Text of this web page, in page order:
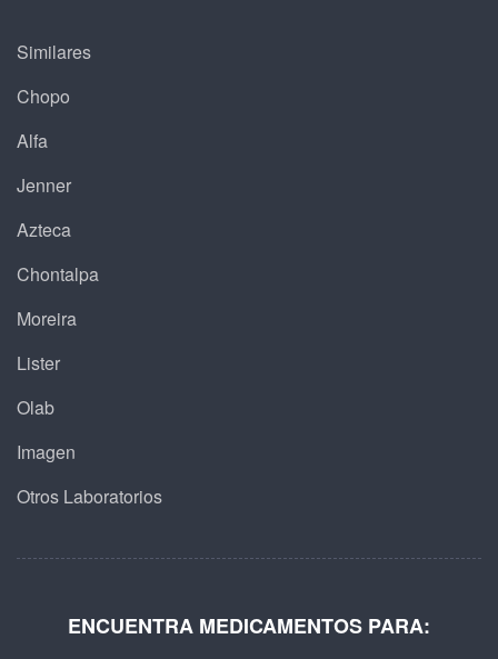
Similares
Chopo
Alfa
Jenner
Azteca
Chontalpa
Moreira
Lister
Olab
Imagen
Otros Laboratorios
ENCUENTRA MEDICAMENTOS PARA: